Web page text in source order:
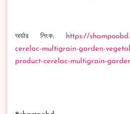
অর্ডার লিংক: https://
cerelac-multigrain-garden-
product-cerelac-multigrain-